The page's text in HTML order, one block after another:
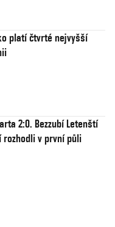
platí čtvrté nejvyšší
2:0. Bezzubí Letenští
rozhodli v první půli